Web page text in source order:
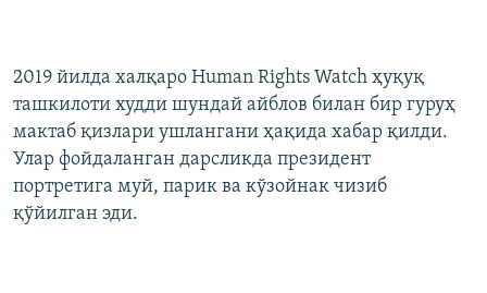
2019 йилда халқаро Human Rights Watch ҳуқуқ
ташкилоти худди шундай айблов билан бир гуруҳ
мактаб қизлари ушлангани ҳақида хабар қилди.
Улар фойдаланган дарсликда президент
портретига муй, парик ва кўзойнак чизиб
қўйилган эди.